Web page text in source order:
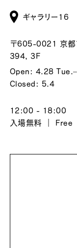
ギャラリー16
〒605-0021 京都
394, 3F
Open: 4.28
Closed: 5.4
12:00 - 18:00
入場無料 ｜ Free